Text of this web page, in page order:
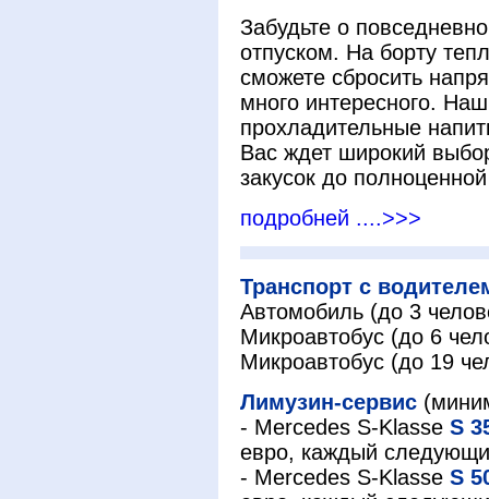
Забудьте о
отпуском. На борту
сможете сбросить
много интересного.
прохладительные
Вас ждет широкий
закусок до
подробней ....>>>
Транспорт с
Автомобиль (до 3
Микроавтобус (до 6
Микроавтобус (до 19
Лимузин-сервис
- Mercedes S-Klasse S
евро, каждый
- Mercedes S-Klasse S